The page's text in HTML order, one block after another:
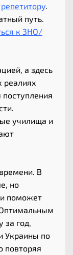
репетитору
путь.
к ЗНО/
а здесь
реалиях
училища и
В
но
поможет
за год,
Украины по
повторяя